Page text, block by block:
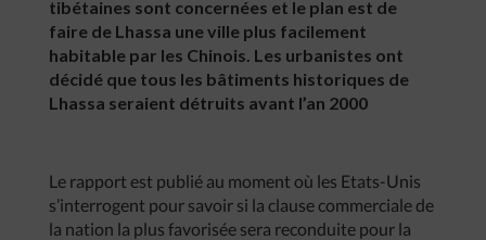
tibétaines sont concernées et le plan est de
faire de Lhassa une ville plus facilement
habitable par les Chinois. Les urbanistes ont
décidé que tous les bâtiments historiques de
Lhassa seraient détruits avant l’an 2000
Le rapport est publié au moment où les Etats-Unis
s’interrogent pour savoir si la clause commerciale de
la nation la plus favorisée sera reconduite pour la